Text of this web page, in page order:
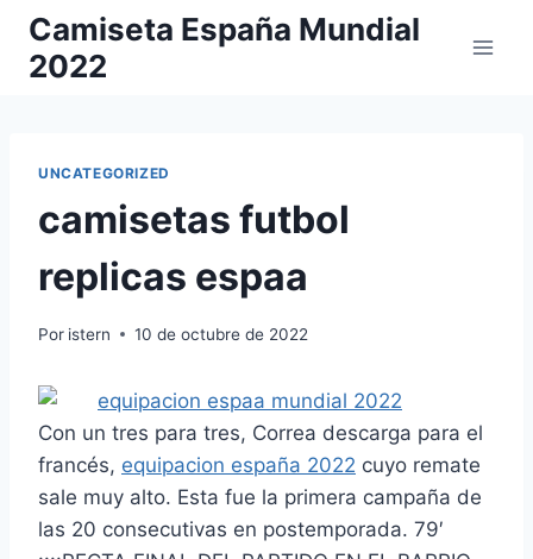
Saltar
contenido
Camiseta España Mundial
2022
UNCATEGORIZED
camisetas futbol
replicas espaa
Por istern 10 de octubre de 2022
Con un tres para tres, Correa descarga para el
francés, equipacion españa 2022 cuyo remate
sale muy alto. Esta fue la primera campaña de
las 20 consecutivas en postemporada. 79′